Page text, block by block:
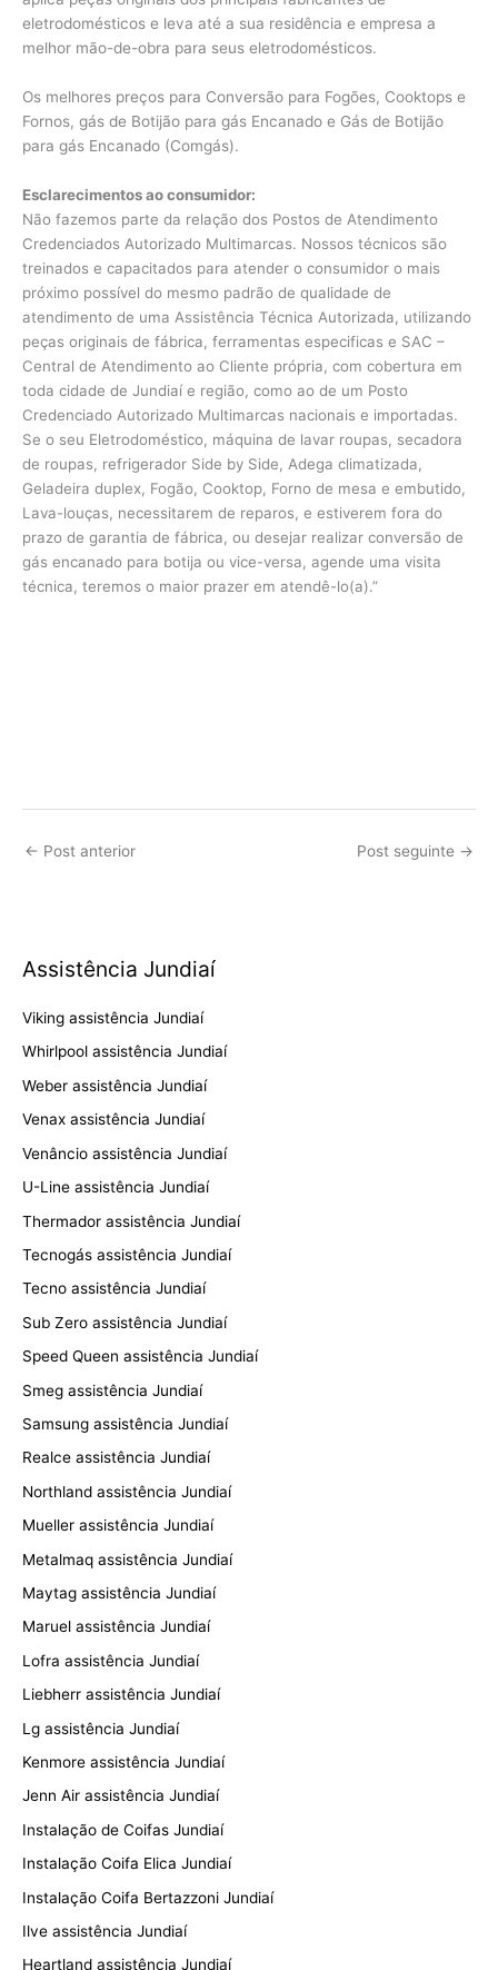
eletrodomésticos e leva até a sua residência e empresa a
melhor mão-de-obra para seus eletrodomésticos.
Os melhores preços para Conversão para Fogões, Cooktops e
Fornos, gás de Botijão para gás Encanado e Gás de Botijão
para gás Encanado (Comgás).
Esclarecimentos ao consumidor:
Não fazemos parte da relação dos Postos de Atendimento
Credenciados Autorizado Multimarcas. Nossos técnicos são
treinados e capacitados para atender o consumidor o mais
próximo possível do mesmo padrão de qualidade de
atendimento de uma Assistência Técnica Autorizada, utilizando
peças originais de fábrica, ferramentas especificas e SAC –
Central de Atendimento ao Cliente própria, com cobertura em
toda cidade de Jundiaí e região, como ao de um Posto
Credenciado Autorizado Multimarcas nacionais e importadas.
Se o seu Eletrodoméstico, máquina de lavar roupas, secadora
de roupas, refrigerador Side by Side, Adega climatizada,
Geladeira duplex, Fogão, Cooktop, Forno de mesa e embutido,
Lava-louças, necessitarem de reparos, e estiverem fora do
prazo de garantia de fábrica, ou desejar realizar conversão de
gás encanado para botija ou vice-versa, agende uma visita
técnica, teremos o maior prazer em atendê-lo(a).”
← Post anterior Post seguinte →
Assistência Jundiaí
Viking assistência Jundiaí
Whirlpool assistência Jundiaí
Weber assistência Jundiaí
Venax assistência Jundiaí
Venâncio assistência Jundiaí
U-Line assistência Jundiaí
Thermador assistência Jundiaí
Tecnogás assistência Jundiaí
Tecno assistência Jundiaí
Sub Zero assistência Jundiaí
Speed Queen assistência Jundiaí
Smeg assistência Jundiaí
Samsung assistência Jundiaí
Realce assistência Jundiaí
Northland assistência Jundiaí
Mueller assistência Jundiaí
Metalmaq assistência Jundiaí
Maytag assistência Jundiaí
Maruel assistência Jundiaí
Lofra assistência Jundiaí
Liebherr assistência Jundiaí
Lg assistência Jundiaí
Kenmore assistência Jundiaí
Jenn Air assistência Jundiaí
Instalação de Coifas Jundiaí
Instalação Coifa Elica Jundiaí
Instalação Coifa Bertazzoni Jundiaí
Ilve assistência Jundiaí
Heartland assistência Jundiaí